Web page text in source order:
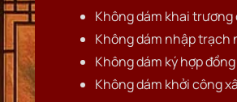
Không dám khai
Không dám nhập trạch
Không dám ký hợp
Không dám khởi công